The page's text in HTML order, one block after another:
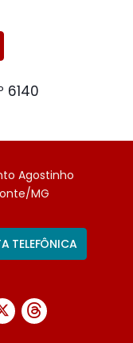
6140
Agostinho
MG
TELEFÔNICA